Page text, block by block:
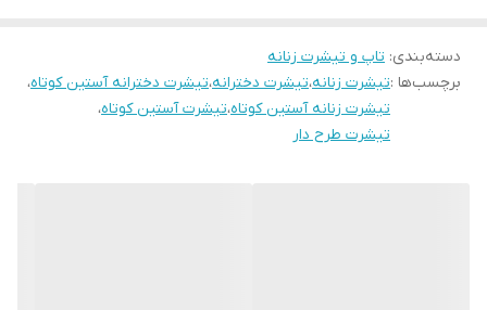
دسته‌بندی: تاپ و تیشرت زنانه
برچسب‌ها :تیشرت زنانه،تیشرت دخترانه،تیشرت دخترانه آستین کوتاه،
تیشرت زنانه آستین کوتاه،تیشرت آستین کوتاه،
تیشرت طرح دار